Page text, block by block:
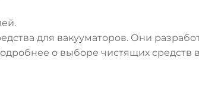
для вакууматоров. Они
о выборе чистящих средств